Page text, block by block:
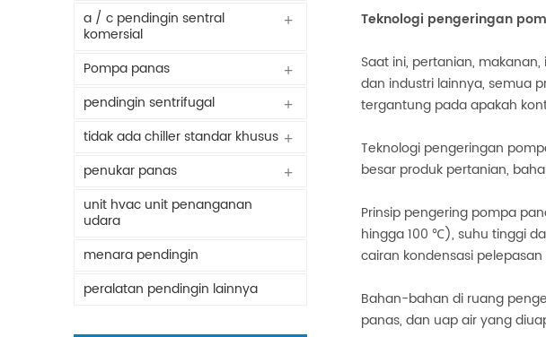
Teknologi pengeringan
Saat ini, pertanian,
dan industri lainnya, semua
tergantung pada apakah
Teknologi pengeringan
besar produk pertanian,
Prinsip pengering pompa
hingga 100 ℃), suhu tinggi
cairan kondensasi
Bahan-bahan di ruang
panas, dan uap air yang
a / c pendingin sentral
komersial
Pompa panas
pendingin sentrifugal
tidak ada chiller standar khusus
penukar panas
unit hvac unit penanganan
udara
menara pendingin
peralatan pendingin lainnya